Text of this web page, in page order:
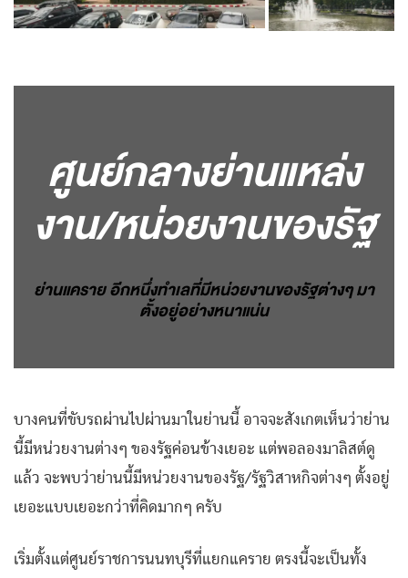
ศูนย์กลางย่านแหล่ง
งาน/หน่วยงานของรัฐ
ย่านแคราย อีกหนึ่งทำเลที่มีหน่วยงานของรัฐต่างๆ มา
ตั้งอยู่อย่างหนาแน่น
บางคนที่ขับรถผ่านไปผ่านมาในย่านนี้ อาจจะสังเกตเห็นว่าย่าน
นี้มีหน่วยงานต่างๆ ของรัฐค่อนข้างเยอะ แต่พอลองมาลิสต์ดู
แล้ว จะพบว่าย่านนี้มีหน่วยงานของรัฐ/รัฐวิสาหกิจต่างๆ ตั้งอยู่
เยอะแบบเยอะกว่าที่คิดมากๆ ครับ
เริ่มตั้งแต่ศูนย์ราชการนนทบุรีที่แยกแคราย ตรงนี้จะเป็นทั้ง